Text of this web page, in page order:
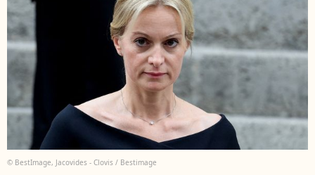
© BestImage, Jacovides - Clovis / Bestimage